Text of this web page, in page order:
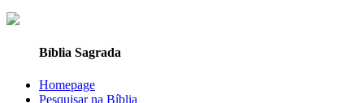
Bíblia Sagrada
Homepage
Pesquisar na Bíblia